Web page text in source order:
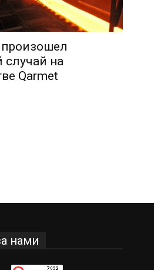
случай на
Qarmet
нами